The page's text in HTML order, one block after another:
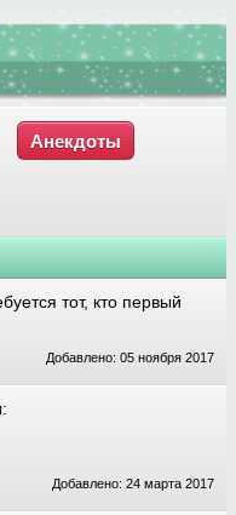
Анекдоты
тот, кто первый
Добавлено: 05 ноября 2017
Добавлено: 24 марта 2017